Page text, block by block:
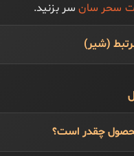
سحر سانسر بزنید.
(شیر)
چقدر است؟